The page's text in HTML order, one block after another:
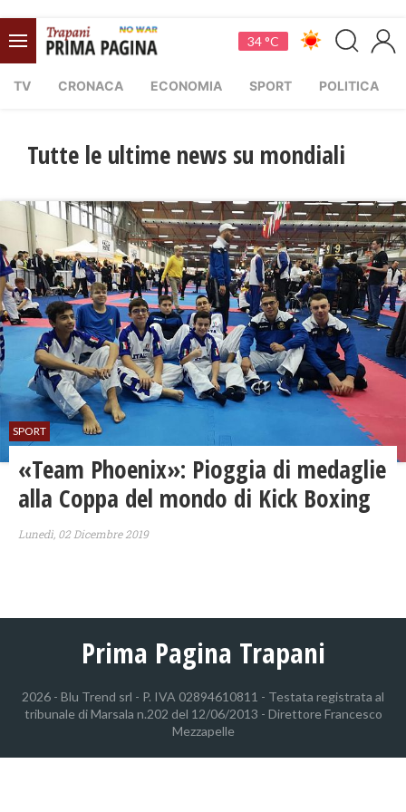
34 °C
TV CRONACA ECONOMIA SPORT POLITICA
Tutte le ultime news su mondiali
SPORT
«Team Phoenix»: Pioggia di medaglie
alla Coppa del mondo di Kick Boxing
Lunedì, 02 Dicembre 2019
Prima Pagina Trapani
2026 - Blu Trend srl - P. IVA 02894610811 - Testata registrata al
tribunale di Marsala n.202 del 12/06/2013 - Direttore Francesco
Mezzapelle